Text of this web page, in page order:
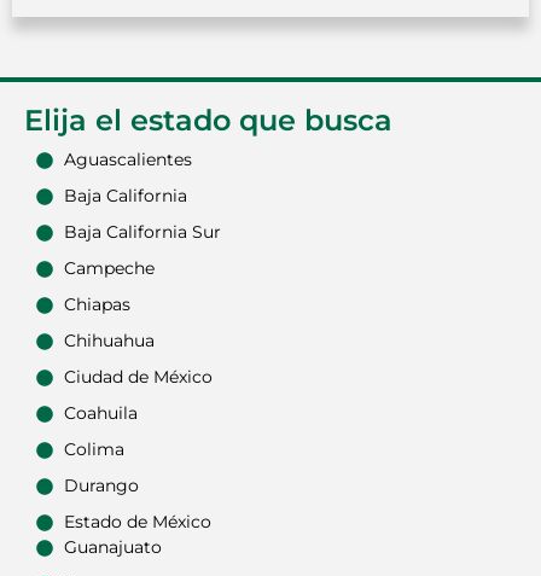
Elija el estado que busca
Aguascalientes
Baja California
Baja California Sur
Campeche
Chiapas
Chihuahua
Ciudad de México
Coahuila
Colima
Durango
Estado de México
Guanajuato